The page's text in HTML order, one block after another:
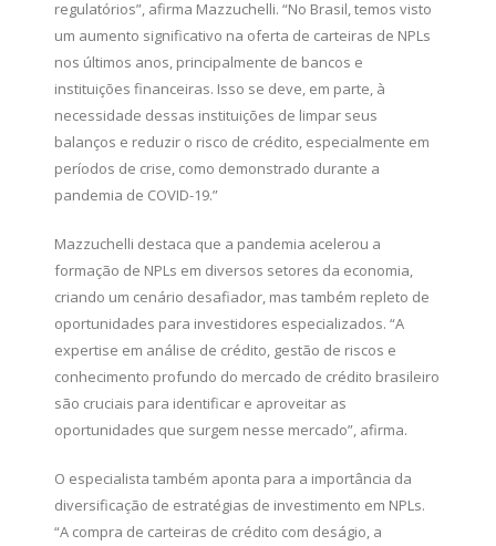
regulatórios”, afirma Mazzuchelli. “No Brasil, temos visto
um aumento significativo na oferta de carteiras de NPLs
nos últimos anos, principalmente de bancos e
instituições financeiras. Isso se deve, em parte, à
necessidade dessas instituições de limpar seus
balanços e reduzir o risco de crédito, especialmente em
períodos de crise, como demonstrado durante a
pandemia de COVID-19.”
Mazzuchelli destaca que a pandemia acelerou a
formação de NPLs em diversos setores da economia,
criando um cenário desafiador, mas também repleto de
oportunidades para investidores especializados. “A
expertise em análise de crédito, gestão de riscos e
conhecimento profundo do mercado de crédito brasileiro
são cruciais para identificar e aproveitar as
oportunidades que surgem nesse mercado”, afirma.
O especialista também aponta para a importância da
diversificação de estratégias de investimento em NPLs.
“A compra de carteiras de crédito com deságio, a